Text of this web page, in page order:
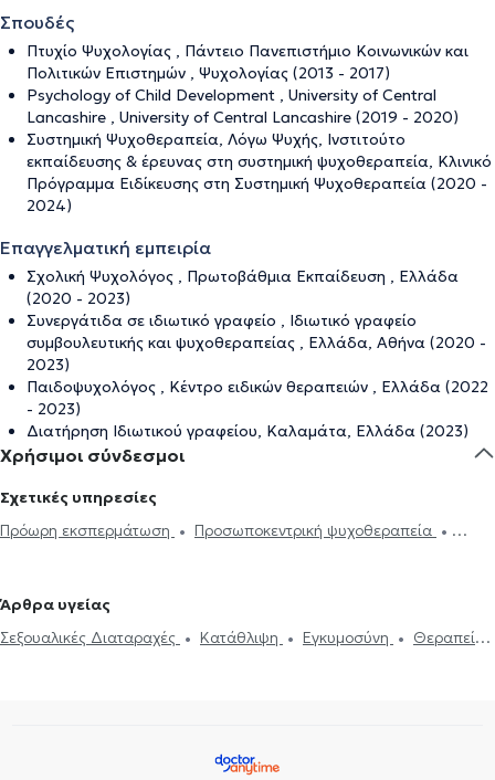
Σπουδές
Πτυχίο Ψυχολογίας , Πάντειο Πανεπιστήμιο Κοινωνικών και
Πολιτικών Επιστημών , Ψυχολογίας (2013 - 2017)
Psychology of Child Development , University of Central
Lancashire , University of Central Lancashire (2019 - 2020)
Συστημική Ψυχοθεραπεία, Λόγω Ψυχής, Ινστιτούτο
εκπαίδευσης & έρευνας στη συστημική ψυχοθεραπεία, Κλινικό
Πρόγραμμα Ειδίκευσης στη Συστημική Ψυχοθεραπεία (2020 -
2024)
Επαγγελματική εμπειρία
Σχολική Ψυχολόγος , Πρωτοβάθμια Εκπαίδευση , Ελλάδα
(2020 - 2023)
Συνεργάτιδα σε ιδιωτικό γραφείο , Ιδιωτικό γραφείο
συμβουλευτικής και ψυχοθεραπείας , Ελλάδα, Αθήνα (2020 -
2023)
Παιδοψυχολόγος , Κέντρο ειδικών θεραπειών , Ελλάδα (2022
- 2023)
Διατήρηση Ιδιωτικού γραφείου, Καλαμάτα, Ελλάδα (2023)
Χρήσιμοι σύνδεσμοι
Σχετικές υπηρεσίες
Πρόωρη εκσπερμάτωση
Προσωποκεντρική ψυχοθεραπεία
και παιδιών
Ομαδική ψυχοθεραπεία
ενδυνάμωση
Συμβουλευτική φροντιστών ατόμων με άνοια
Life
Άρθρα υγείας
Σεξουαλικές Διαταραχές
Κατάθλιψη Εγκυμοσύνη
Θεραπεία
Τεστ επαγγελματικού προσανατολισμού